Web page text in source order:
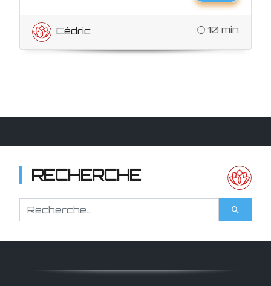
Cédric 10 min
RECHERCHE